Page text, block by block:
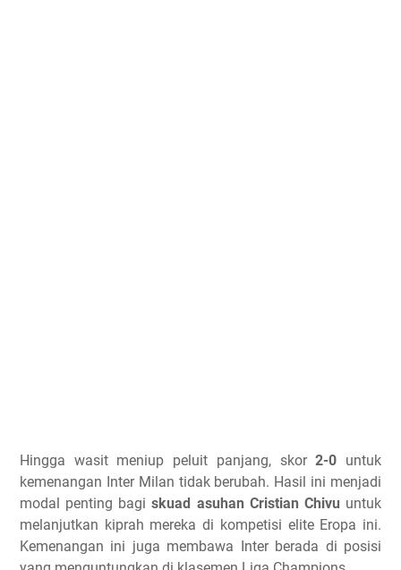
Hingga wasit meniup peluit panjang, skor2-0 untuk
kemenangan Inter Milan tidak berubah. Hasil ini menjadi
modal penting bagiskuad asuhan Cristian Chivu untuk
melanjutkan kiprah mereka di kompetisi elite Eropa ini.
Kemenangan ini juga membawa Inter berada di posisi